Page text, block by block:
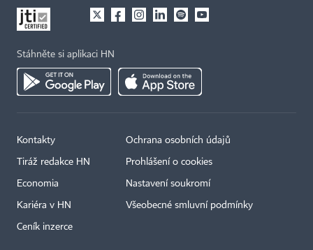
Stáhněte si aplikaci HN
Kontakty
Tiráž redakce HN
Economia
Kariéra v HN
Ceník inzerce
Ochrana osobních údajů
Prohlášení o cookies
Nastavení soukromí
Všeobecné smluvní podmínky